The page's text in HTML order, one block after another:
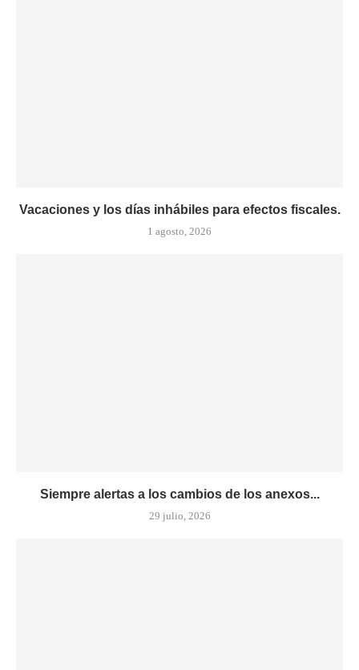
Vacaciones y los días inhábiles para efectos fiscales.
1 agosto, 2026
Siempre alertas a los cambios de los anexos...
29 julio, 2026